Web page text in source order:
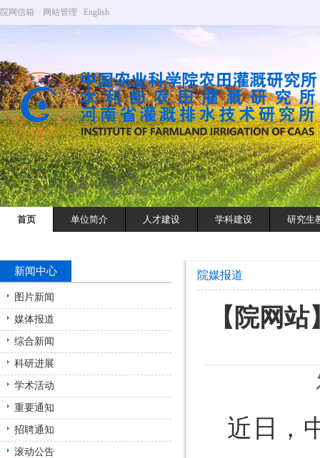
院网信箱 网站管理 English
首页 单位简介 人才建设 学科建设 研究生
新闻中心
图片新闻
媒体报道
综合新闻
科研进展
学术活动
重要通知
招聘通知
滚动公告
院媒报道
【院网
近日，